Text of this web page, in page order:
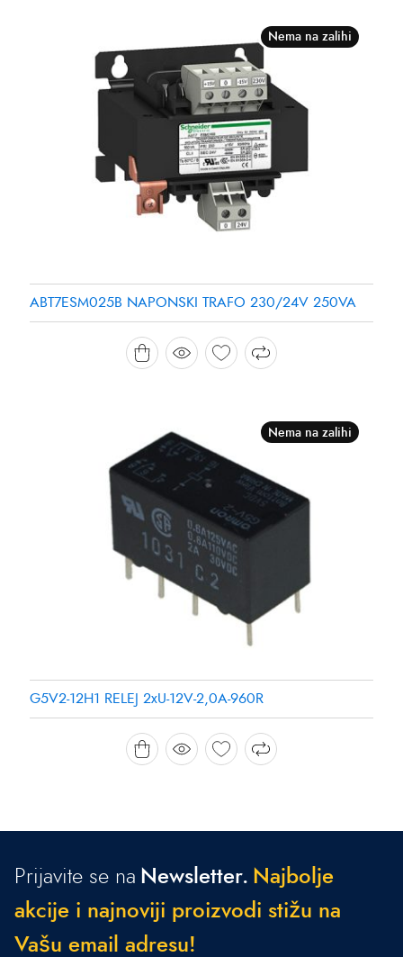
Nema na zalihi
ABT7ESM025B NAPONSKI TRAFO 230/24V 250VA
Nema na zalihi
G5V2-12H1 RELEJ 2xU-12V-2,0A-960R
Prijavite se na Newsletter. Naj bo je
a kcije i najnoviji proizvod i stižu na
Vašu emai ad resu!